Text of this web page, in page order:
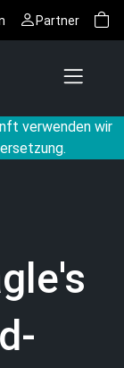
Partner
verwenden wir